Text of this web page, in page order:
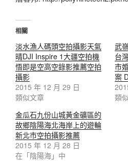
相關
淡水漁人碼頭空拍攝影天氣
晴DJI Inspire 1大疆空拍機
悟即是空高空錄影推薦空拍
攝影
2015 年 12 月 29 日
類似文章
武
台
市
案
類
金瓜石九份山城黃金礦區的
故鄉陰陽海北海岸上的遊輪
新北市空拍攝影推薦
2015 年 12 月 28 日
在「陰陽海」中